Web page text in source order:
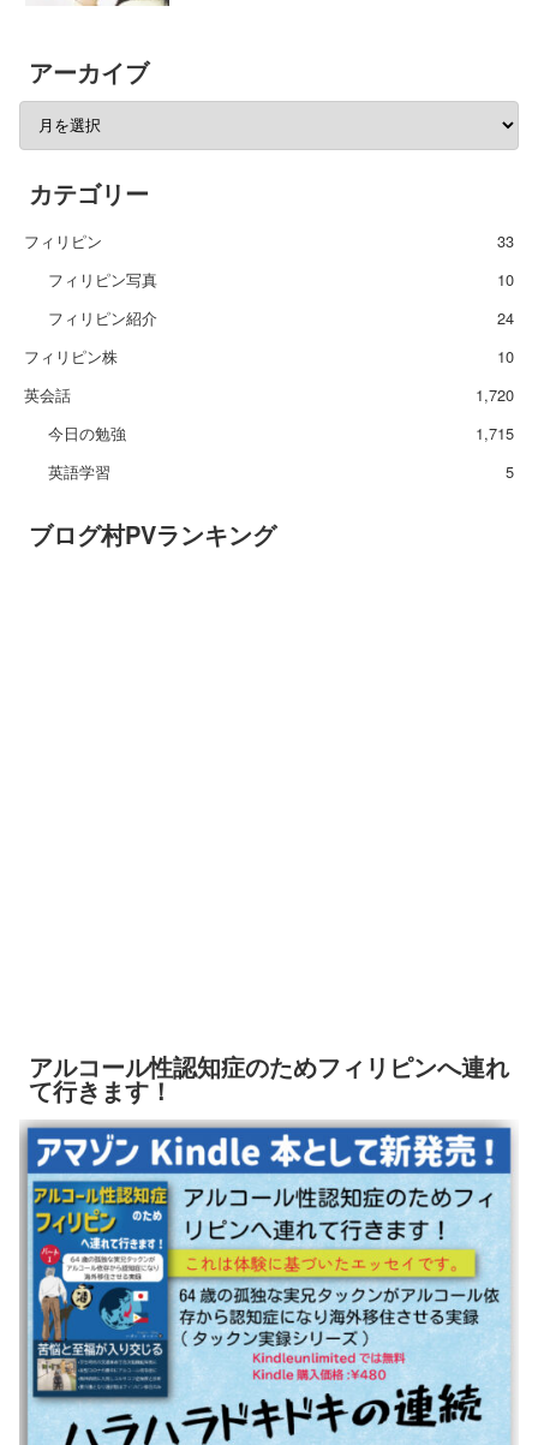
アーカイブ
カテゴリー
フィリピン
33
フィリピン写真
10
フィリピン紹介
24
フィリピン株
10
英会話
1,720
今日の勉強
1,715
英語学習
5
ブログ村PVランキング
アルコール性認知症のためフィリピンへ連れ
て行きます！